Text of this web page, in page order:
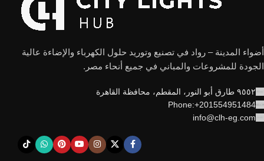
أضواء المدينة – رواد في تصنيع وتوريد حلول الكهرباء والإضاءة عالية
الجودة للمشروعات والمباني في جميع أنحاء مصر.
٩٥٥٢ طارق أبو النور، المقطم، محافظة القاهرة
Phone:+201554951484
info@clh-eg.com